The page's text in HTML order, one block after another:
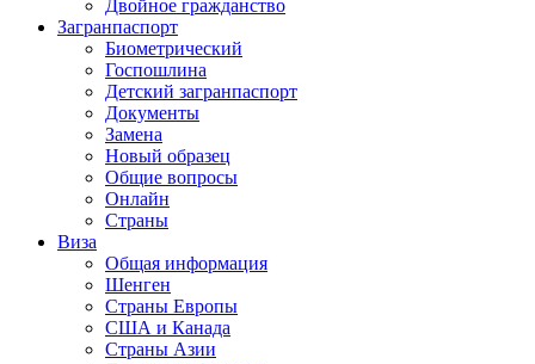
Двойное гражданство
Загранпаспорт
Биометрический
Госпошлина
Детский загранпаспорт
Документы
Замена
Новый образец
Общие вопросы
Онлайн
Страны
Виза
Общая информация
Шенген
Страны Европы
США и Канада
Страны Азии